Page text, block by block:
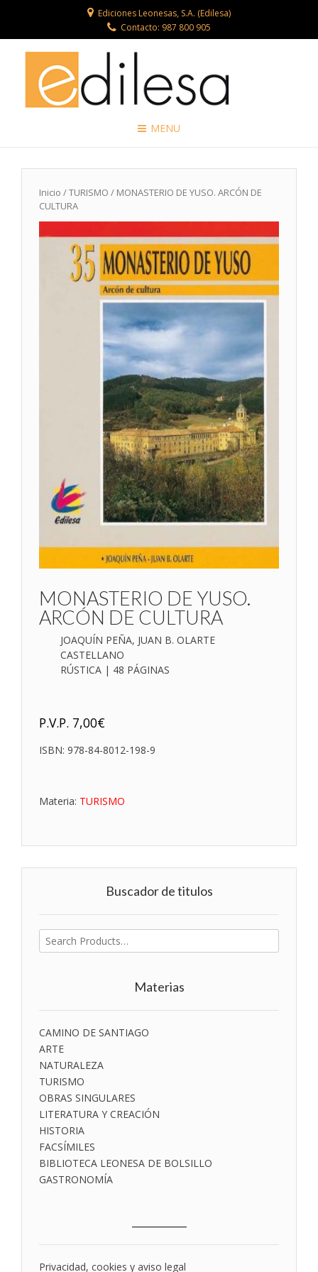
Ediciones Leonesas, S.A. (Edilesa)
Contacto: 987 800 905
MENU
Inicio /TURISMO / MONASTERIO DE YUSO. ARCÓN DE
CULTURA
MONASTERIO DE YUSO.
ARCÓN DE CULTURA
JOAQUÍN PEÑA, JUAN B. OLARTE
CASTELLANO
RÚSTICA | 48 PÁGINAS
P.V.P. 7,00€
ISBN: 978-84-8012-198-9
Materia: TURISMO
Buscador de titulos
Buscar
por:
Materias
CAMINO DE SANTIAGO
ARTE
NATURALEZA
TURISMO
OBRAS SINGULARES
LITERATURA Y CREACIÓN
HISTORIA
FACSÍMILES
BIBLIOTECA LEONESA DE BOLSILLO
GASTRONOMÍA
Privacidad, cookies y aviso legal